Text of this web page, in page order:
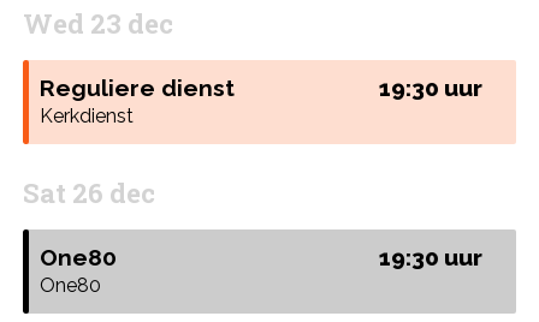
Wed 23 dec
Reguliere dienst 19:30 uur
Kerkdienst
Sat 26 dec
One80 19:30 uur
One80